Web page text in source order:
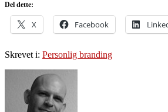
Del dette:
X Facebook
Skrevet i: Personlig branding